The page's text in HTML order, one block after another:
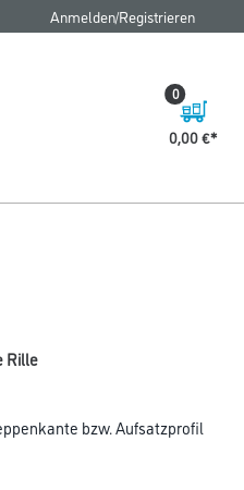
Anmelden/Registrieren
0,00 €
0
Rille
bzw. Aufsatzprofil